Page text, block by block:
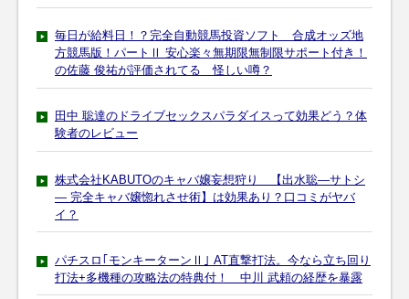
毎日が給料日！？完全自動競馬投資ソフト 合成オッズ地
方競馬版！パートⅡ 安心楽々無期限無制限サポート付き！
の佐藤 俊祐が評価されてる 怪しい噂？
田中 聡達のドライブセックスパラダイスって効果どう？体
験者のレビュー
株式会社KABUTOのキャバ嬢妄想狩り 【出水聡―サトシ
― 完全キャバ嬢惚れさせ術】は効果あり？口コミがヤバ
イ？
パチスロ｢モンキーターンⅡ｣ AT直撃打法。今なら立ち回り
打法+多機種の攻略法の特典付！ 中川 武頼の経歴を暴露